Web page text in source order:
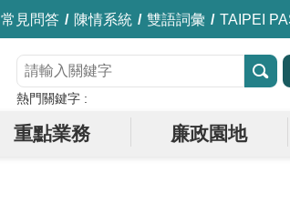
常見問答 陳情系統 雙語詞彙 TAIPEI
熱門關鍵字
重點業務 廉政園地